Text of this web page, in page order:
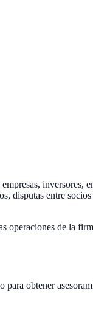
inversores,
disputas entre
operaciones de la
obtener